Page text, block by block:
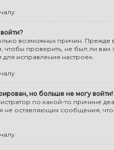
возможных причин. Прежде
чтобы проверить, не был ли
исправления настроек.
но больше не могу войти!
по какой-то причине
не оставляющих сообщения,